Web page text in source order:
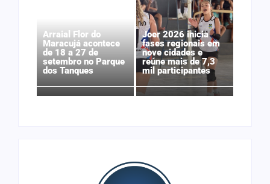
Arraial Flor do
Maracujá acontece
de 18 a 27 de
setembro no Parque
dos Tanques
Joer 2026 inicia
fases regionais em
nove cidades e
reúne mais de 7,3
mil participantes